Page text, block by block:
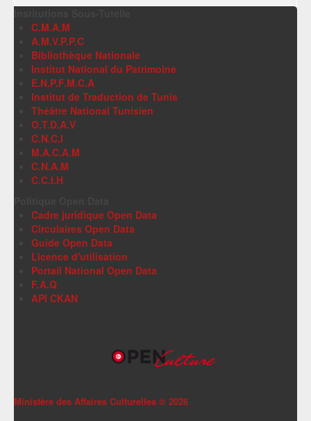
C.M.A.M
A.M.V.P.P.C
Bibliothèque Nationale
Institut National du Patrimoine
E.N.P.F.M.C.A
Institut de Traduction de Tunis
Théâtre National Tunisien
O.T.D.A.V
C.N.C.I
M.A.C.A.M
C.N.A.M
C.C.I.H
Cadre juridique Open Data
Circulaires Open Data
Guide Open Data
Licence d'utilisation
Portail National Open Data
F.A.Q
API CKAN
Ministère des Affaires Culturelles © 2026